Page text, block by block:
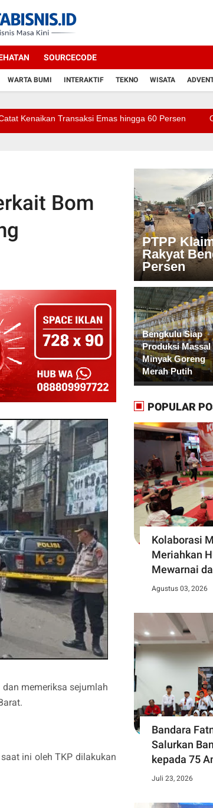
SOURCECODE
WARTA BUMI INTERAKTIF TEKNO WISATA
Transaksi Emas hingga 60 Persen OJK:
Bom
memeriksa sejumlah
ini oleh TKP dilakukan
PTPP
Rakyat
Persen
Bengkulu Siap
Produksi Massal
Minyak Goreng
Merah Putih
POPULAR
Kolaborasi
Meriahkan
Mewarnai
Agustus 03, 2026
Bandara
Salurkan
kepada 75
Juli 23, 2026